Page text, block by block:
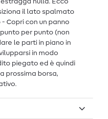
estragga nulla. Ecco
il lato spalmato
Copri con un panno
per punto (non
le parti in piano in
in modo
piegato ed è quindi
prossima borsa,